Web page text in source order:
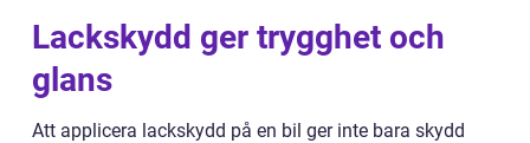
Lackskydd ger trygghet och
glans
Att applicera lackskydd på en bil ger inte bara skydd